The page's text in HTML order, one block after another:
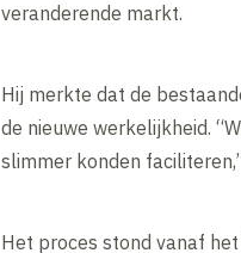
veranderende markt.
Hij merkte dat de
de nieuwe werkelijkheid.
slimmer konden
Het proces stond vanaf